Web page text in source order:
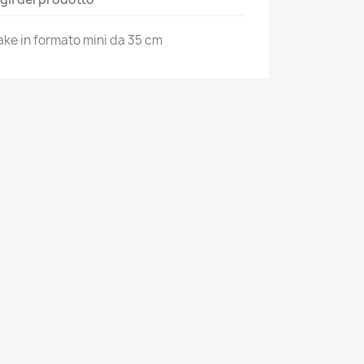
in formato mini da 35 cm